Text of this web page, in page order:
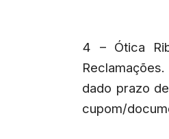
4 – Ótica
dado prazo
cupom/